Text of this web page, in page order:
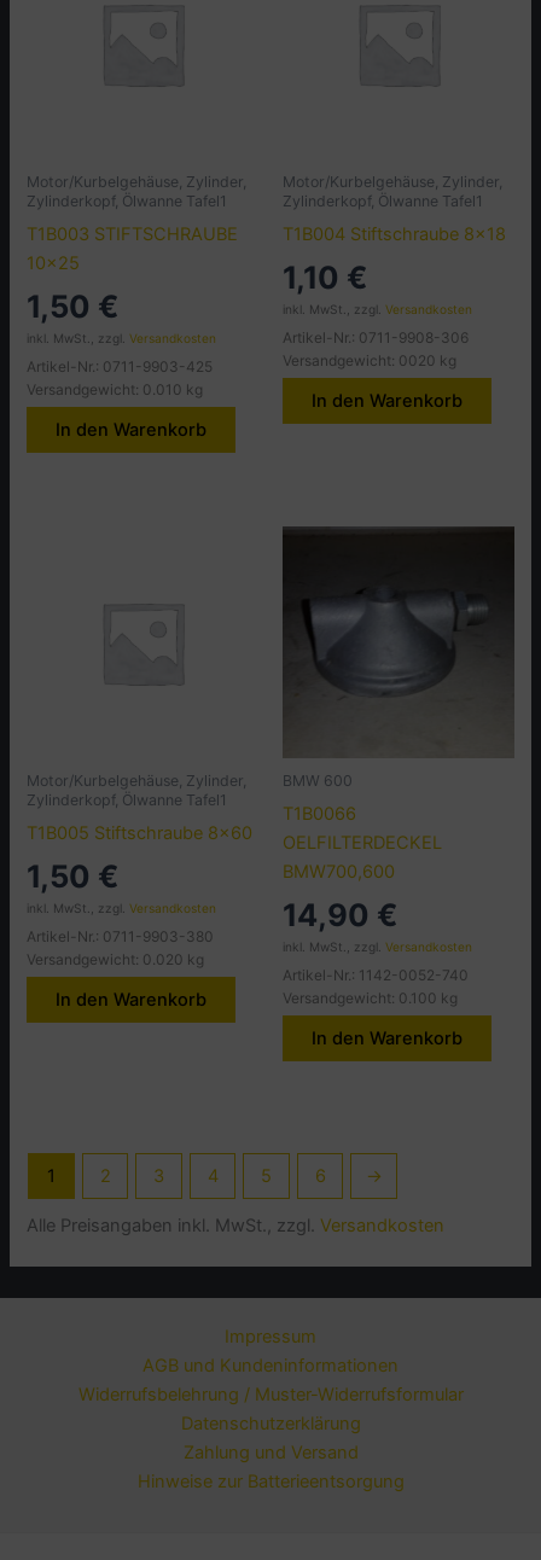
Motor/Kurbelgehäuse, Zylinder,
Zylinderkopf, Ölwanne Tafel1
T1B003 STIFTSCHRAUBE
10×25
1,50 €
inkl. MwSt., zzgl.Versandkosten
Artikel-Nr.: 0711-9903-425
Versandgewicht: 0.010 kg
In den Warenkorb
Motor/Kurbelgehäuse, Zylinder,
Zylinderkopf, Ölwanne Tafel1
T1B004 Stiftschraube 8×18
1,10 €
inkl. MwSt., zzgl. Versandkosten
Artikel-Nr.: 0711-9908-306
Versandgewicht: 0020 kg
In den Warenkorb
Motor/Kurbelgehäuse, Zylinder,
Zylinderkopf, Ölwanne Tafel1
T1B005 Stiftschraube 8×60
1,50 €
inkl. MwSt., zzgl.Versandkosten
Artikel-Nr.: 0711-9903-380
Versandgewicht: 0.020 kg
In den Warenkorb
BMW 600
T1B0066
OELFILTERDECKEL
BMW700,600
14,90 €
inkl. MwSt., zzgl. Versandkosten
Artikel-Nr.: 1142-0052-740
Versandgewicht: 0.100 kg
In den Warenkorb
1 2 3 4 5 6 →
Alle Preisangaben inkl. MwSt., zzgl.Versandkosten
Impressum
AGB und Kundeninformationen
Widerrufsbelehrung / Muster-Widerrufsformular
Datenschutzerklärung
Zahlung und Versand
Hinweise zur Batterieentsorgung